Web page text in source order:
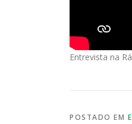
Entrevista na
POSTADO EM